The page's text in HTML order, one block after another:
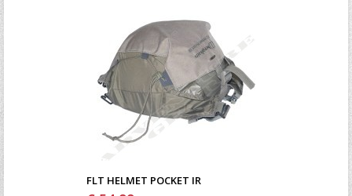
FLT HELMET POCKET IR